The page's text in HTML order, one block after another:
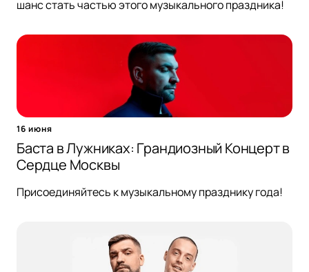
шанс стать частью этого музыкального праздника!
16 июня
Баста в Лужниках: Грандиозный Концерт в
Сердце Москвы
Присоединяйтесь к музыкальному празднику года!